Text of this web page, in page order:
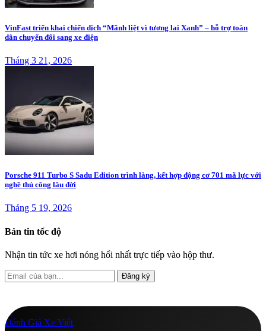
VinFast triển khai chiến dịch “Mãnh liệt vì tương lai Xanh” – hỗ trợ toàn
dân chuyển đổi sang xe điện
Tháng 3 21, 2026
Porsche 911 Turbo S Sadu Edition trình làng, kết hợp động cơ 701 mã lực với
nghề thủ công lâu đời
Tháng 5 19, 2026
Bản tin tốc độ
Nhận tin tức xe hơi nóng hổi nhất trực tiếp vào hộp thư.
Đăng ký
A
Đánh Giá Xe Việt